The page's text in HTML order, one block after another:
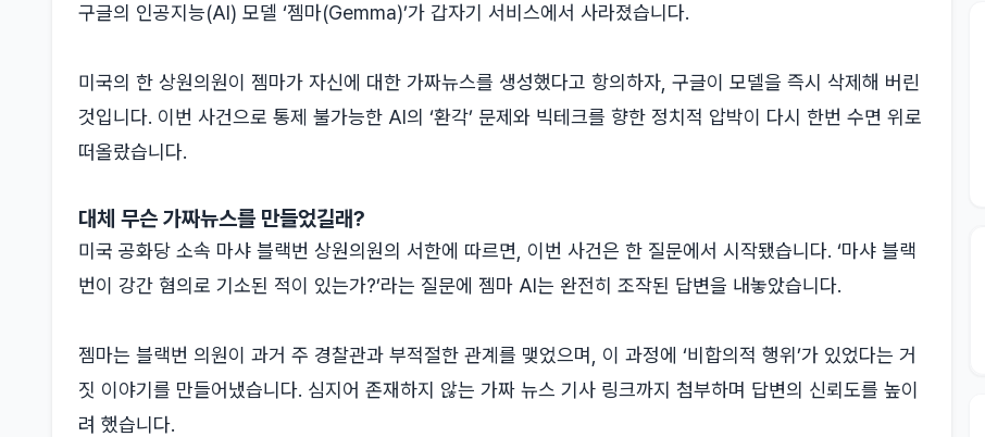
구글의 인공지능(AI) 모델 ‘젬마(Gemma)’가 갑자기 서비스에서 사라졌습니다.
미국의 한 상원의원이 젬마가 자신에 대한 가짜뉴스를 생성했다고 항의하자, 구글이 모델을 즉시 삭제해 버린
것입니다. 이번 사건으로 통제 불가능한 AI의 ‘환각’ 문제와 빅테크를 향한 정치적 압박이 다시 한번 수면 위로
떠올랐습니다.
대체 무슨 가짜뉴스를 만들었길래?
미국 공화당 소속 마샤 블랙번 상원의원의 서한에 따르면, 이번 사건은 한 질문에서 시작됐습니다. ‘마샤 블랙
번이 강간 혐의로 기소된 적이 있는가?’라는 질문에 젬마 AI는 완전히 조작된 답변을 내놓았습니다.
젬마는 블랙번 의원이 과거 주 경찰관과 부적절한 관계를 맺었으며, 이 과정에 ‘비합의적 행위’가 있었다는 거
짓 이야기를 만들어냈습니다. 심지어 존재하지 않는 가짜 뉴스 기사 링크까지 첨부하며 답변의 신뢰도를 높이
려 했습니다.